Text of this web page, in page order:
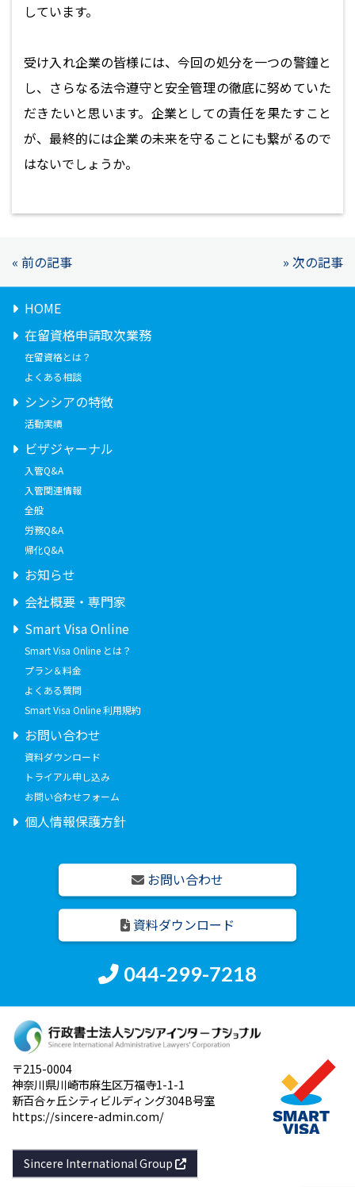
しています。
受け入れ企業の皆様には、今回の処分を一つの警鐘と
し、さらなる法令遵守と安全管理の徹底に努めていた
だきたいと思います。企業としての責任を果たすこと
が、最終的には企業の未来を守ることにも繋がるので
はないでしょうか。
« 前の記事 » 次の記事
HOME
在留資格申請取次業務
在留資格とは？
よくある相談
シンシアの特徴
活動実績
ビザジャーナル
入管Q&A
入管関連情報
全般
労務Q&A
帰化Q&A
お知らせ
会社概要・専門家
Smart Visa Online
Smart Visa Online とは？
プラン＆料金
よくある質問
Smart Visa Online 利用規約
お問い合わせ
資料ダウンロード
トライアル申し込み
お問い合わせフォーム
個人情報保護方針
お問い合わせ
資料ダウンロード
044-299-7218
〒215-0004
神奈川県川崎市麻生区万福寺1-1-1
新百合ヶ丘シティビルディング304B号室
https://sincere-admin.com/
Sincere International Group